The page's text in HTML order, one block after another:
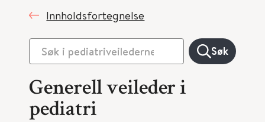
Innholdsfortegnelse
Søk
Generell veileder i
pediatri